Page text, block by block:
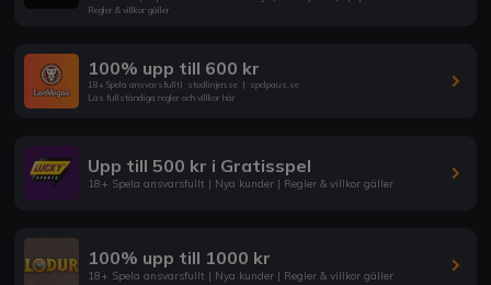
Regler & villkor gäller
100% upp till 600 kr
18+ Spela ansvarsfullt| stodlinjen.se | spelpaus.se
Läs fullständiga regler och villkor här
Upp till 500 kr i Gratisspel
18+ Spela ansvarsfullt | Nya kunder | Regler & villkor gäller
100% upp till 1000 kr
18+ Spela ansvarsfullt | Nya kunder | Regler & villkor gäller